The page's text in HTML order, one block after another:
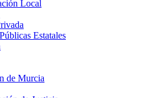
Local
Estatales
de Murcia